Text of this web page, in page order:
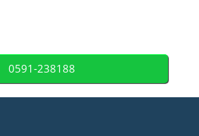
0591-238188